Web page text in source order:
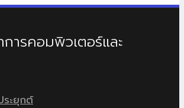
ารคอมพิวเตอร์และ
ะยุกต์